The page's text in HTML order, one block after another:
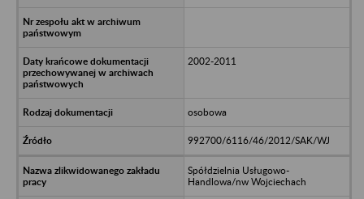
2002-2011
osobowa
992700/6116/46/2012/SAK/WJ
Spółdzielnia Usługowo-
Handlowa/nw Wojciechach